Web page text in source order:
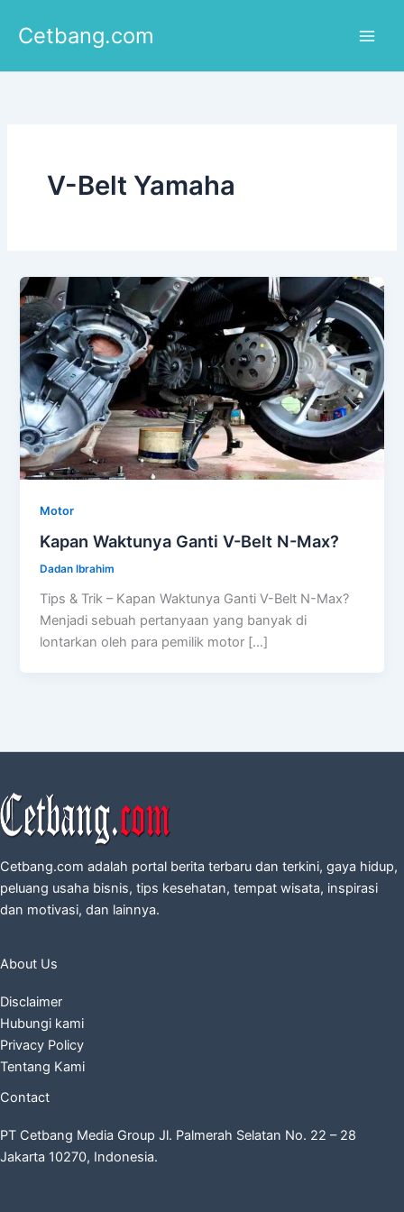
Cetbang.com
V-Belt Yamaha
Motor
Kapan Waktunya Ganti V-Belt N-Max?
Dadan Ibrahim
Tips & Trik – Kapan Waktunya Ganti V-Belt N-Max?
Menjadi sebuah pertanyaan yang banyak di
lontarkan oleh para pemilik motor […]
Cetbang.com adalah portal berita terbaru dan terkini, gaya hidup,
peluang usaha bisnis, tips kesehatan, tempat wisata, inspirasi
dan motivasi, dan lainnya.
About Us
Disclaimer
Hubungi kami
Privacy Policy
Tentang Kami
Contact
PT Cetbang Media Group Jl. Palmerah Selatan No. 22 – 28
Jakarta 10270, Indonesia.